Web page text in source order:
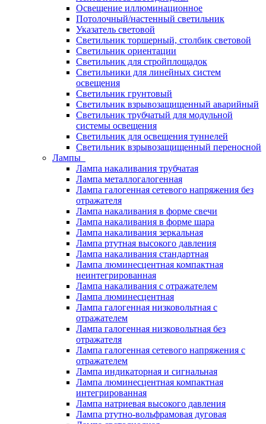
Освещение иллюминационное
Потолочный/настенный светильник
Указатель световой
Светильник торшерный, столбик световой
Светильник ориентации
Светильник для стройплощадок
Светильники для линейных систем
освещения
Светильник грунтовый
Светильник взрывозащищенный аварийный
Светильник трубчатый для модульной
системы освещения
Светильник для освещения туннелей
Светильник взрывозащищенный переносной
Лампы
Лампа накаливания трубчатая
Лампа металлогалогенная
Лампа галогенная сетевого напряжения без
отражателя
Лампа накаливания в форме свечи
Лампа накаливания в форме шара
Лампа накаливания зеркальная
Лампа ртутная высокого давления
Лампа накаливания стандартная
Лампа люминесцентная компактная
неинтегрированная
Лампа накаливания с отражателем
Лампа люминесцентная
Лампа галогенная низковольтная с
отражателем
Лампа галогенная низковольтная без
отражателя
Лампа галогенная сетевого напряжения с
отражателем
Лампа индикаторная и сигнальная
Лампа люминесцентная компактная
интегрированная
Лампа натриевая высокого давления
Лампа ртутно-вольфрамовая дуговая